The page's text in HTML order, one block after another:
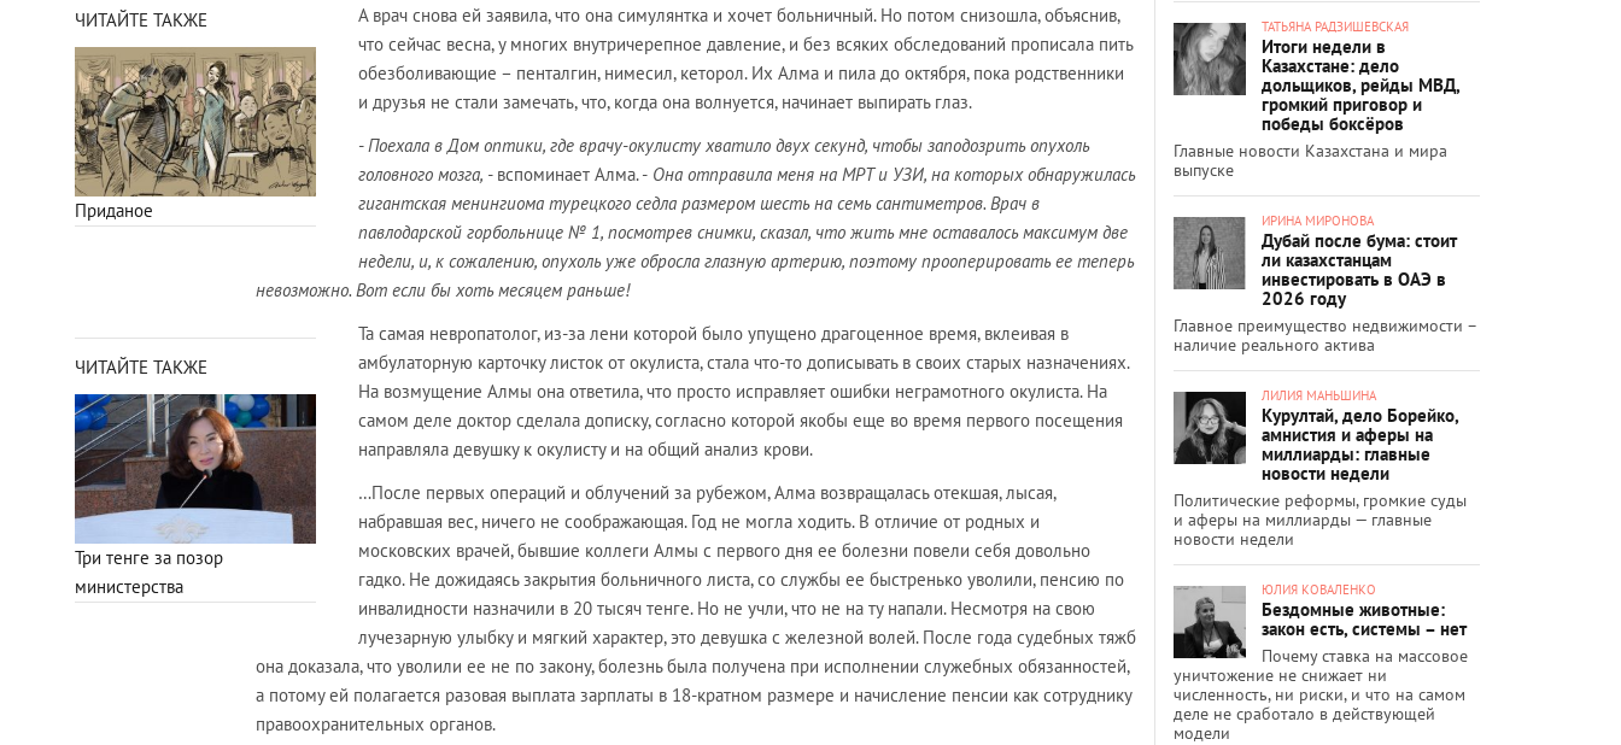
ЧИТАЙТЕ ТАКЖЕ
Приданое
А врач снова ей заявила, что она симулянтка и хочет больничный. Но потом снизошла, объяснив,
что сейчас весна, у многих внутричерепное давление, и без всяких обследований прописала пить
обезболивающие – пенталгин, нимесил, кеторол. Их Алма и пила до октября, пока родственники
и друзья не стали замечать, что, когда она волнуется, начинает выпирать глаз.
-Поехала в Дом оптики, где врачу-окулисту хватило двух секунд, чтобы заподозрить опухоль
головного мозга, - вспоминает Алма. - Она отправила меня на МРТ и УЗИ, на которых обнаружилась
гигантская менингиома турецкого седла размером шесть на семь сантиметров. Врач в
павлодарской горбольнице № 1, посмотрев снимки, сказал, что жить мне оставалось максимум две
недели, и, к сожалению, опухоль уже обросла глазную артерию, поэтому прооперировать ее теперь
невозможно. Вот если бы хоть месяцем раньше!
ЧИТАЙТЕ ТАКЖЕ
Три тенге за позор
министерства
Та самая невропатолог, из-за лени которой было упущено драгоценное время, вклеивая в
амбулаторную карточку листок от окулиста, стала что-то дописывать в своих старых назначениях.
На возмущение Алмы она ответила, что просто исправляет ошибки неграмотного окулиста. На
самом деле доктор сделала дописку, согласно которой якобы еще во время первого посещения
направляла девушку к окулисту и на общий анализ крови.
…После первых операций и облучений за рубежом, Алма возвращалась отекшая, лысая,
набравшая вес, ничего не соображающая. Год не могла ходить. В отличие от родных и
московских врачей, бывшие коллеги Алмы с первого дня ее болезни повели себя довольно
гадко. Не дожидаясь закрытия больничного листа, со службы ее быстренько уволили, пенсию по
инвалидности назначили в 20 тысяч тенге. Но не учли, что не на ту напали. Несмотря на свою
лучезарную улыбку и мягкий характер, это девушка с железной волей. После года судебных тяжб
она доказала, что уволили ее не по закону, болезнь была получена при исполнении служебных обязанностей,
а потому ей полагается разовая выплата зарплаты в 18-кратном размере и начисление пенсии как сотруднику
правоохранительных органов.
ТАТЬЯНА РАДЗИШЕВСКАЯ
Итоги недели в
Казахстане: дело
дольщиков, рейды МВД,
громкий приговор и
победы боксёров
Главные новости Казахстана и мира
выпуске
ИРИНА МИРОНОВА
Дубай после бума: стоит
ли казахстанцам
инвестировать в ОАЭ в
2026 году
Главное преимущество недвижимости –
наличие реального актива
ЛИЛИЯ МАНЬШИНА
Курултай, дело Борейко,
амнистия и аферы на
миллиарды: главные
новости недели
Политические реформы, громкие суды
и аферы на миллиарды — главные
новости недели
ЮЛИЯ КОВАЛЕНКО
Бездомные животные:
закон есть, системы – нет
Почему ставка на массовое
уничтожение не снижает ни
численность, ни риски, и что на самом
деле не сработало в действующей
модели